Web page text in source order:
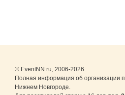
© EventNN.ru, 2006-2026
Полная информация об организации
Нижнем Новгороде.